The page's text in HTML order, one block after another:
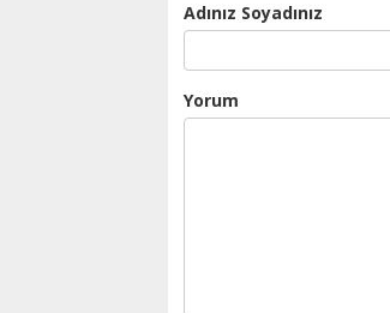
Adınız Soyadınız
Yorum